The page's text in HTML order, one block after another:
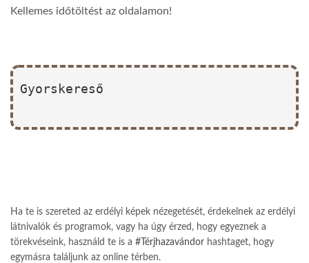
Kellemes időtöltést az oldalamon!
Gyorskereső
Ha te is szereted az erdélyi képek nézegetését, érdekelnek az erdélyi
látnivalók és programok, vagy ha úgy érzed, hogy egyeznek a
törekvéseink, használd te is a #Térjhazavándor hashtaget, hogy
egymásra találjunk az online térben.